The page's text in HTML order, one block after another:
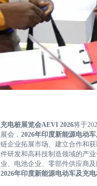
电桩展览会AEVI 2026将于
会， 2026年印度新能源电动
企业拓展市场、建立合作和
研发和高科技制造领域的产业
、电池企业、零部件供应商
2026年印度新能源电动车及充